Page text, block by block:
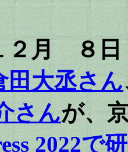
２月 ８日
田大丞さん
さんが、
2022で